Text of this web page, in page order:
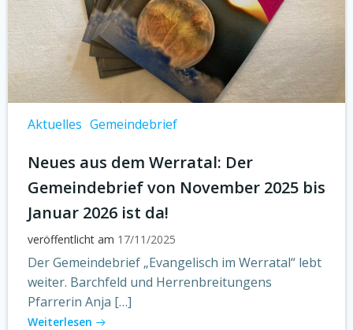
Aktuelles Gemeindebrief
Neues aus dem Werratal: Der
Gemeindebrief von November 2025 bis
Januar 2026 ist da!
veröffentlicht am 17/11/2025
Der Gemeindebrief „Evangelisch im Werratal“ lebt
weiter. Barchfeld und Herrenbreitungens
Pfarrerin Anja […]
Weiterlesen